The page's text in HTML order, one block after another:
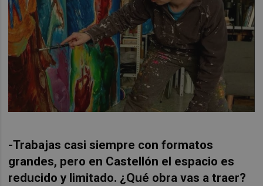
-Trabajas casi siempre con formatos
grandes, pero en Castellón el espacio es
reducido y limitado. ¿Qué obra vas a traer?